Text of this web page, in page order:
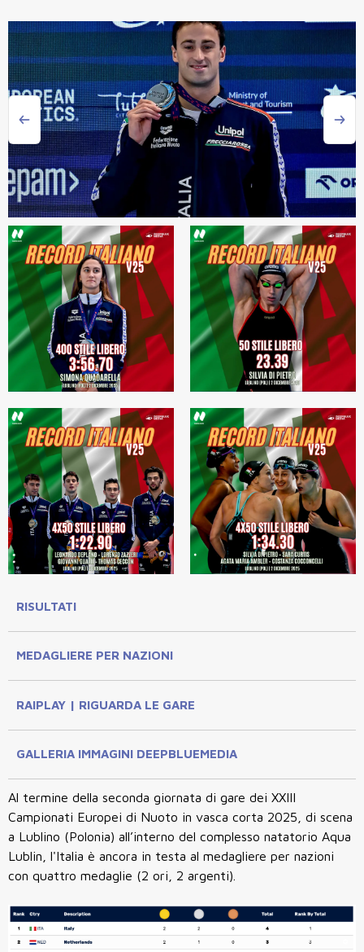
RISULTATI
MEDAGLIERE PER NAZIONI
RAIPLAY | RIGUARDA LE GARE
GALLERIA IMMAGINI DEEPBLUEMEDIA
Al termine della seconda giornata di gare dei XXIII
Campionati Europei di Nuoto in vasca corta 2025, di scena
a Lublino (Polonia) all’interno del complesso natatorio Aqua
Lublin, l'Italia è ancora in testa al medagliere per nazioni
con quattro medaglie (2 ori, 2 argenti).